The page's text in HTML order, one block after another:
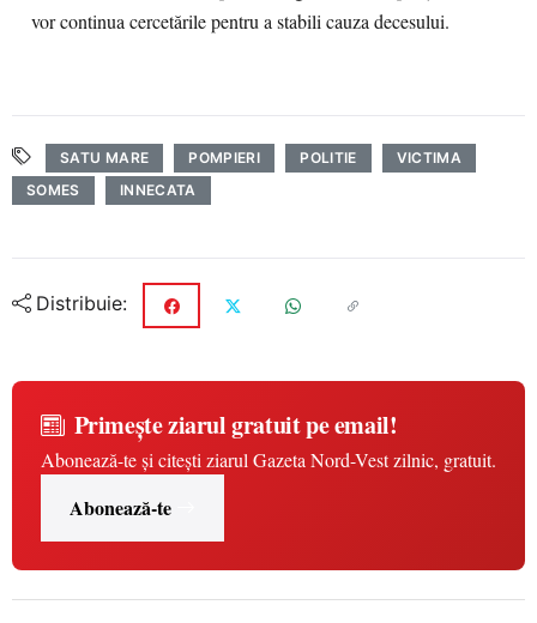
vor continua cercetările pentru a stabili cauza decesului.
SATU MARE POMPIERI POLITIE
VICTIMA
SOMES
INNECATA
Distribuie:
Primește ziarul gratuit pe email!
Abonează-te și citești ziarul Gazeta Nord-Vest zilnic, gratuit.
Abonează-te